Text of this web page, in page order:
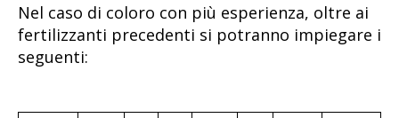
Nel caso di coloro con più esperienza, oltre ai
fertilizzanti precedenti si potranno impiegare i
seguenti: